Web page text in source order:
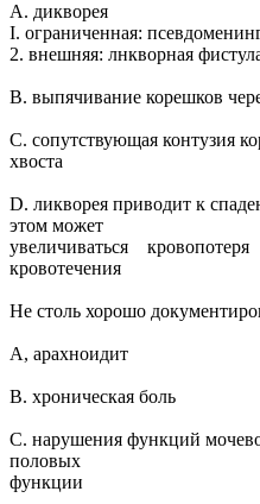
А. дикворея
I. ограниченная:
2. внешняя: лнкворная
В. выпячивание корешков
С. сопутствующая контузия
хвоста
D. ликворея приводит к
этом может
увеличиваться
кровотечения
Не столь хорошо
А, арахноидит
В. хроническая боль
С. нарушения функций
половых
функции